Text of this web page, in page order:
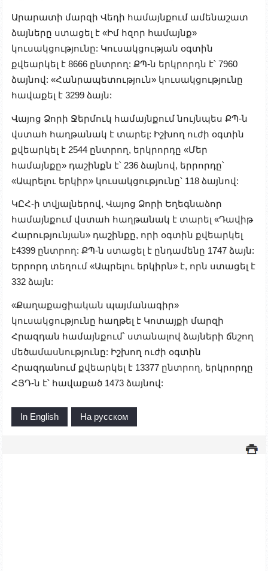
Արարատի մարզի Վեդի համայնքում ամենաշատ
ձայները ստացել է «Իմ հզոր համայնք»
կուսակցությունը: Կուսակցության օգտին
քվեարկել է 8666 ընտրող: ՔՊ-ն երկրորդն է՝ 7960
ձայնով: «Հանրապետություն» կուսակցությունը
հավաքել է 3299 ձայն:
Վայոց Ձորի Ջերմուկ համայնքում նույնպես ՔՊ-ն
վստահ հաղթանակ է տարել: Իշխող ուժի օգտին
քվեարկել է 2544 ընտրող, երկրորդը «Մեր
համայնքը» դաշինքն է՝ 236 ձայնով, երրորդը՝
«Ապրելու երկիր» կուսակցությունը՝ 118 ձայնով:
ԿԸՀ-ի տվյալներով, Վայոց Ձորի Եղեգնաձոր
համայնքում վստահ հաղթանակ է տարել «Դավիթ
Հարությունյան» դաշինքը, որի օգտին քվեարկել
է4399 ընտրող: ՔՊ-ն ստացել է ընդամենը 1747 ձայն:
Երրորդ տեղում «Ապրելու երկիրն» է, որն ստացել է
332 ձայն:
«Քաղաքացիական պայմանագիր»
կուսակցությունը հաղթել է Կոտայքի մարզի
Հրազդան համայնքում՝ ստանալով ձայների ճնշող
մեծամասնությունը: Իշխող ուժի օգտին
Հրազդանում քվեարկել է 13377 ընտրող, երկրորդը
ՀՅԴ-ն է՝ հավաքած 1473 ձայնով:
In English На русском